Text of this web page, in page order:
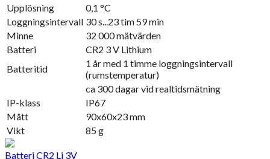
Upplösning
0,1 °C
Loggningsintervall 30 s...23 tim 59 min
Minne
32 000 mätvärden
Batteri
CR2 3 V Lithium
Batteritid
1 år med 1 timme loggningsintervall
(rumstemperatur)
ca 300 dagar vid realtidsmätning
IP-klass
IP67
Mått
90x60x23 mm
Vikt
85 g
Batteri CR2 Li 3V